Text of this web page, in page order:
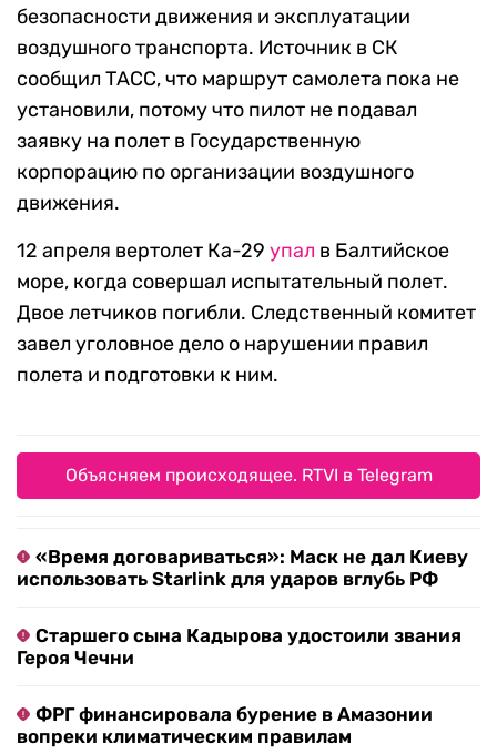
безопасности движения и эксплуатации
воздушного транспорта. Источник в СК
сообщил ТАСС, что маршрут самолета пока не
установили, потому что пилот не подавал
заявку на полет в Государственную
корпорацию по организации воздушного
движения.
12 апреля вертолет Ка-29 упал в Балтийское
море, когда совершал испытательный полет.
Двое летчиков погибли. Следственный комитет
завел уголовное дело о нарушении правил
полета и подготовки к ним.
Объясняем происходящее. RTVI в Telegram
«Время договариваться»: Маск не дал Киеву
использовать Starlink для ударов вглубь РФ
Старшего сына Кадырова удостоили звания
Героя Чечни
ФРГ финансировала бурение в Амазонии
вопреки климатическим правилам